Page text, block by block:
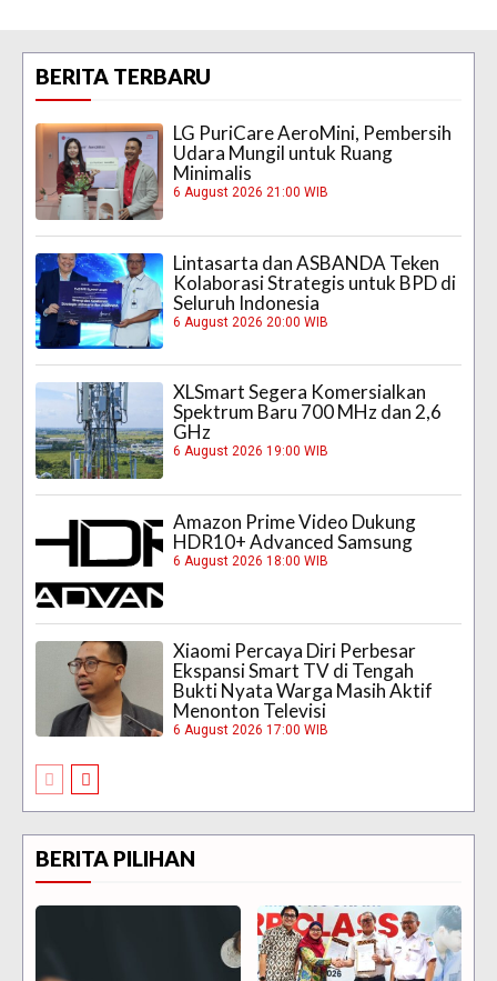
BERITA TERBARU
LG PuriCare AeroMini, Pembersih
Udara Mungil untuk Ruang
Minimalis
6 August 2026 21:00 WIB
Lintasarta dan ASBANDA Teken
Kolaborasi Strategis untuk BPD di
Seluruh Indonesia
6 August 2026 20:00 WIB
XLSmart Segera Komersialkan
Spektrum Baru 700 MHz dan 2,6
GHz
6 August 2026 19:00 WIB
Amazon Prime Video Dukung
HDR10+ Advanced Samsung
6 August 2026 18:00 WIB
Xiaomi Percaya Diri Perbesar
Ekspansi Smart TV di Tengah
Bukti Nyata Warga Masih Aktif
Menonton Televisi
6 August 2026 17:00 WIB
BERITA PILIHAN